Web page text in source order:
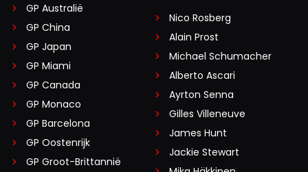
GP Australië
GP China
GP Japan
GP Miami
GP Canada
GP Monaco
GP Barcelona
GP Oostenrijk
GP Groot-Brittannië
Nico Rosberg
Alain Prost
Michael Schumacher
Alberto Ascari
Ayrton Senna
Gilles Villeneuve
James Hunt
Jackie Stewart